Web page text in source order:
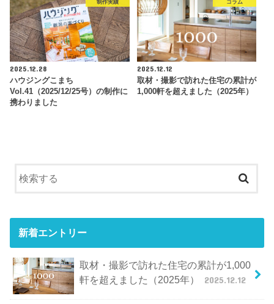
制作実績
2025.12.28
ハウジングこまち
Vol.41（2025/12/25号）の制作に
携わりました
コラム
2025.12.12
取材・撮影で訪れた住宅の累計が
1,000軒を超えました（2025年）
新着エントリー
取材・撮影で訪れた住宅の累計が1,000
軒を超えました（2025年）
2025.12.12